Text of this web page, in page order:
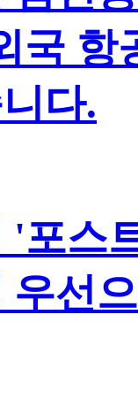
국 항
다.
'포스
우선